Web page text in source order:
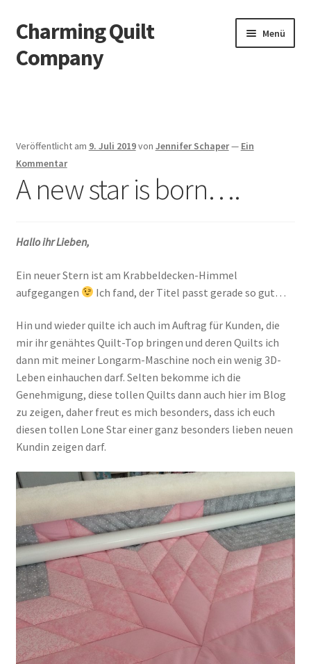
Zur
Navigation
springen
Zum
Inhalt
springen
Charming Quilt
Company
Menü
Blog
Datenschutzbelehrung
Datenschutzerklärung
Impressum
Kasse
Mein Konto
Shop
Versandarten
Warenkorb
Widerrufsbelehrung
Zahlungsarten
Veröffentlicht am 9. Juli 2019von Jennifer Schaper— Ein
Kommentar
A new star is born….
Hallo ihr Lieben,
Ein neuer Stern ist am Krabbeldecken-Himmel
aufgegangen
Ich fand, der Titel passt gerade so gut…
Hin und wieder quilte ich auch im Auftrag für Kunden, die
mir ihr genähtes Quilt-Top bringen und deren Quilts ich
dann mit meiner Longarm-Maschine noch ein wenig 3D-
Leben einhauchen darf. Selten bekomme ich die
Genehmigung, diese tollen Quilts dann auch hier im Blog
zu zeigen, daher freut es mich besonders, dass ich euch
diesen tollen Lone Star einer ganz besonders lieben neuen
Kundin zeigen darf.